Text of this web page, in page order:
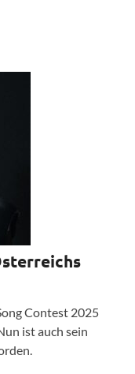
Contest 2025
ist auch sein